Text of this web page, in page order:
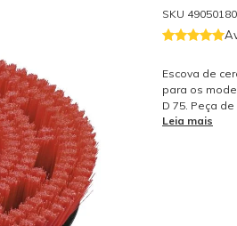
SKU 49050180
Escova de
para os
D 75. Peça
peças
Leia mais